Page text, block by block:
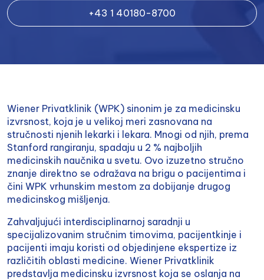
+43 1 40180-8700
Wiener Privatklinik (WPK) sinonim je za medicinsku
izvrsnost, koja je u velikoj meri zasnovana na
stručnosti njenih lekarki i lekara. Mnogi od njih, prema
Stanford rangiranju, spadaju u 2 % najboljih
medicinskih naučnika u svetu. Ovo izuzetno stručno
znanje direktno se odražava na brigu o pacijentima i
čini WPK vrhunskim mestom za dobijanje drugog
medicinskog mišljenja.
Zahvaljujući interdisciplinarnoj saradnji u
specijalizovanim stručnim timovima, pacijentkinje i
pacijenti imaju koristi od objedinjene ekspertize iz
različitih oblasti medicine. Wiener Privatklinik
predstavlja medicinsku izvrsnost koja se oslanja na